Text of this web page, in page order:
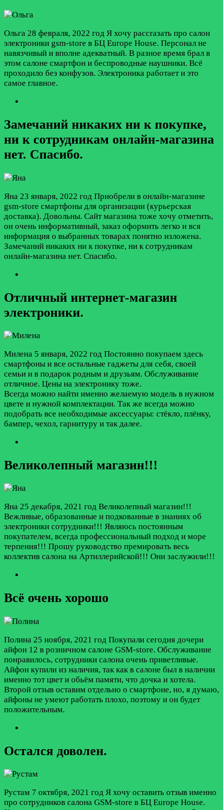
Oльгa 28 февраля, 2022 год Я хочу рассrазать про салон
электроники gsm-store в БЦ Europe House. Персонал не
навязчивый и вполне адекватный. В разное время брал в
этом салоне смартфон и беспроводные наушники. Всё
проходило без конфузов. Электроника работает и это
самое главное.
Замечаний никаких ни к покупке,
ни к сотрудникам онлайн-магазина
нет. Спасибо.
Яна 23 января, 2022 год Приобрели в онлайн-магазине
gsm-store смартфоны для организации (курьерская
доставка). Довольны. Сайт магазина тоже хочу отметить,
он очень информативный, заказ оформить легко и вся
информация о выбранных товарах понятно изложена.
Замечаний никаких ни к покупке, ни к сотрудникам
онлайн-магазина нет. Спасибо.
Отличный интернет-магазин
электроники.
Милена 5 января, 2022 год Постоянно покупаем здесь
смартфоны и все остальные гаджеты для себя, своей
семьи и в подарок родным и друзьям. Обслуживание
отличное. Цены на электронику тоже.
Всегда можно найти именно желаемую модель в нужном
цвете и нужной комплектации. Так же всегда можно
подобрать все необходимые аксессуары: стёкло, плёнку,
бампер, чехол, гарнитуру и так далее.
Великолепный магазин!!!
Яна 25 декабря, 2021 год Великолепный магазин!!!
Вежливые, образованные и подкованные в знаниях oб
электроники сотрудники!!! Являюсь постоянным
покупателем, всегда профессиональный подход и море
терпения!!! Прошу руководство премировать весь
коллектив салона на Артиллерийской!!! Они заслужили!!!
Всё очень хорошо
Пoлинa 25 ноября, 2021 год Покупали сегодня дочери
айфон 12 в розничном салоне GSM-store. Обслуживание
понравилось, сотрудники салона очень приветливые.
Айфон купили из наличия, так как в салоне был в наличии
именно тот цвет и обьём памяти, что дочка и хотела.
Второй отзыв оставим отдельно о смартфоне, но, я думаю,
айфоны не умеют работать плохо, поэтому и он будет
положительным.
Остался доволен.
Рустам 7 октября, 2021 год Я хочу оставить отзыв именно
про сотрудников салона GSM-store в БЦ Europe House.